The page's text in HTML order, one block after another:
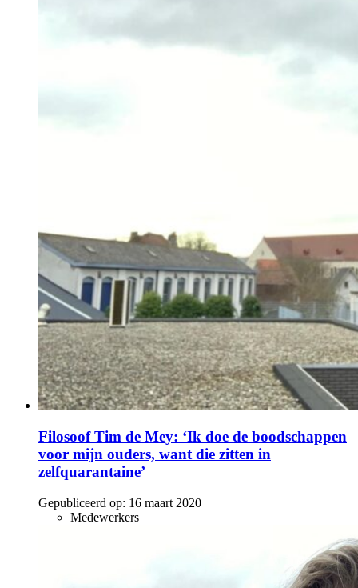
Filosoof Tim de Mey: ‘Ik doe de boodschappen
voor mijn ouders, want die zitten in
zelfquarantaine’
Gepubliceerd op: 16 maart 2020
Medewerkers